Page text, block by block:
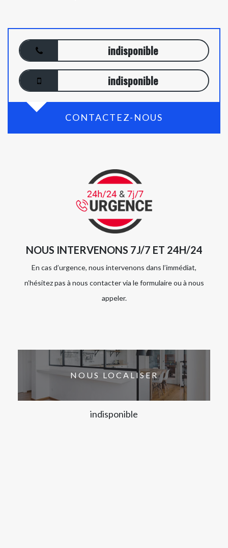
indisponible
indisponible
CONTACTEZ-NOUS
NOUS INTERVENONS 7J/7 ET 24H/24
En cas d’urgence, nous intervenons dans l’immédiat,
n’hésitez pas à nous contacter via le formulaire ou à nous
appeler.
NOUS LOCALISER
indisponible